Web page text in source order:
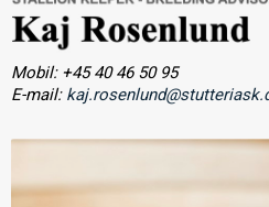
Mobil: +45 40 46 50 95
E-mail: